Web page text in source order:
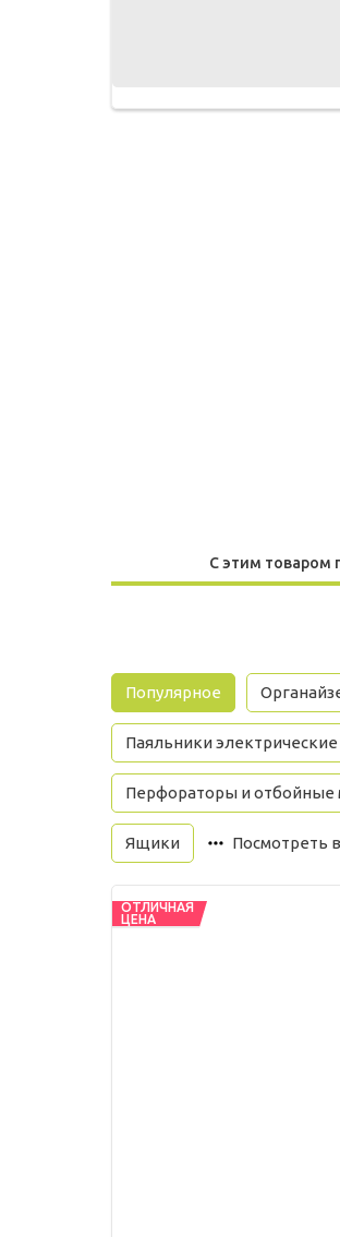
С этим товаром
Популярное
Паяльники электрические
Перфораторы и отбойные
Ящики Посмотреть
ОТЛИЧНАЯ
ЦЕНА